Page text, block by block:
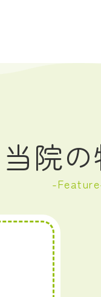
当院
Feature